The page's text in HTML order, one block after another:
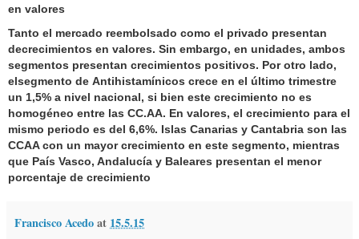
en valores
Tanto el mercado reembolsado como el privado presentan
decrecimientos en valores. Sin embargo, en unidades, ambos
segmentos presentan crecimientos positivos. Por otro lado,
elsegmento de Antihistamínicos crece en el último trimestre
un 1,5% a nivel nacional, si bien este crecimiento no es
homogéneo entre las CC.AA. En valores, el crecimiento para el
mismo periodo es del 6,6%. Islas Canarias y Cantabria son las
CCAA con un mayor crecimiento en este segmento, mientras
que País Vasco, Andalucía y Baleares presentan el menor
porcentaje de crecimiento
Francisco Acedoat 15.5.15